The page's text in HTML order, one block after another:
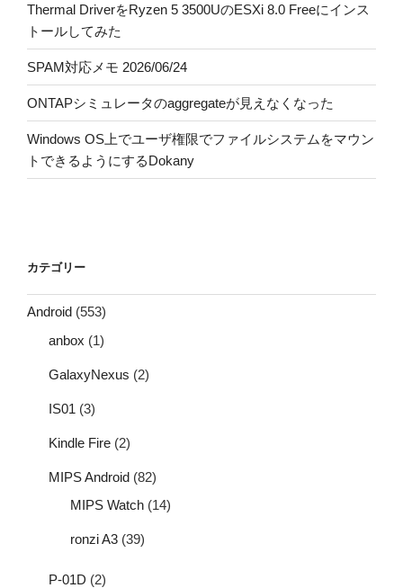
Thermal DriverをRyzen 5 3500UのESXi 8.0 Freeにインス
トールしてみた
SPAM対応メモ 2026/06/24
ONTAPシミュレータのaggregateが見えなくなった
Windows OS上でユーザ権限でファイルシステムをマウン
トできるようにするDokany
カテゴリー
Android (553)
anbox (1)
GalaxyNexus (2)
IS01 (3)
Kindle Fire (2)
MIPS Android (82)
MIPS Watch (14)
ronzi A3 (39)
P-01D (2)